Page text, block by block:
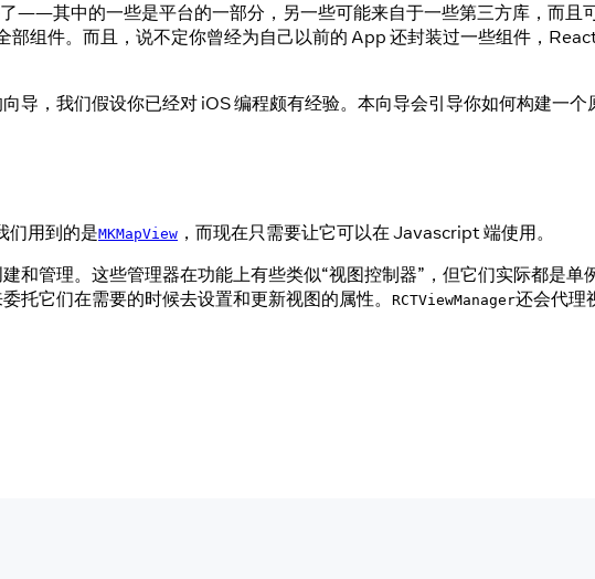
——其中的一些是平台的一部分，另一些可能来自于一些第三方库，而
部组件。而且，说不定你曾经为自己以前的 App 还封装过一些组件，
导，我们假设你已经对 iOS 编程颇有经验。本向导会引导你如何构建一
们用到的是MKMapView ，而现在只需要让它可以在 Javascript 端使用。
和管理。这些管理器在功能上有些类似“视图控制器”，但它们实际都是
托它们在需要的时候去设置和更新视图的属性。 RCTViewManager还会代理